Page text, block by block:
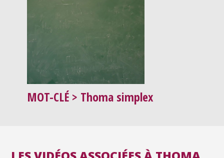
MOT-CLÉ > Thoma simplex